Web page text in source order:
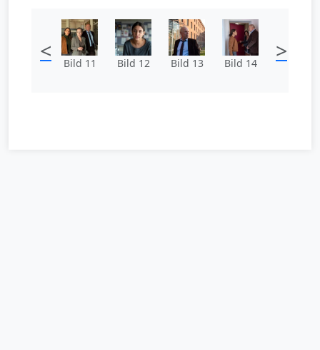
< Bild 11 Bild 12 Bild 13 Bild 14 >